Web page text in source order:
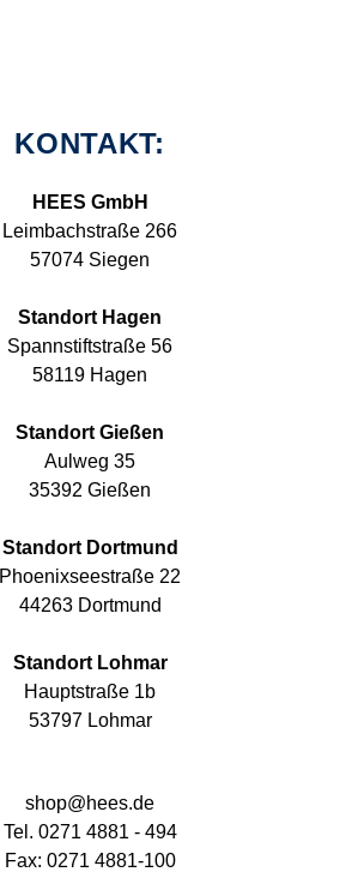
KONTAKT:
HEES GmbH
Leimbachstraße 266
57074 Siegen
Standort Hagen
Spannstiftstraße 56
58119 Hagen
Standort Gießen
Aulweg 35
35392 Gießen
Standort Dortmund
Phoenixseestraße 22
44263 Dortmund
Standort Lohmar
Hauptstraße 1b
53797 Lohmar
shop@hees.de
Tel. 0271 4881 - 494
Fax: 0271 4881-100